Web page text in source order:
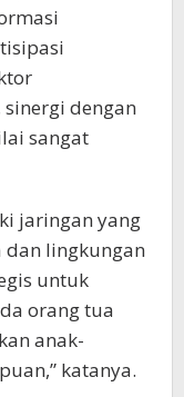
dengan
sangat
jaringan yang
dan lingkungan
untuk
orang tua
anak-
katanya.